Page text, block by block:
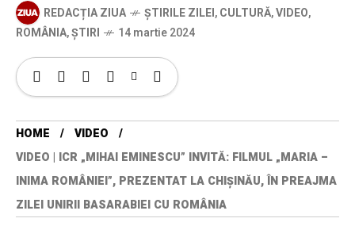
REDACȚIA ZIUA ȘTIRILE ZILEI,CULTURĂ,VIDEO,
ROMÂNIA,ȘTIRI 14 martie 2024
HOME
VIDEO
VIDEO | ICR „MIHAI EMINESCU” INVITĂ: FILMUL „MARIA –
INIMA ROMÂNIEI”, PREZENTAT LA CHIȘINĂU, ÎN PREAJMA
ZILEI UNIRII BASARABIEI CU ROMÂNIA